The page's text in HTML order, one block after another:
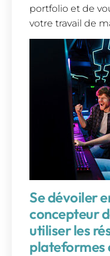
portfolio et de
votre travail de
Se dévoiler
concepteur
utiliser les
plateformes